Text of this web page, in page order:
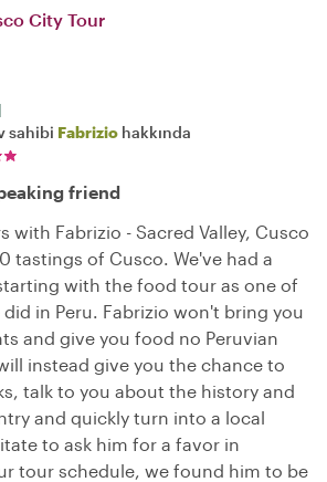
City Tour
sahibi Fabrizio hakkında
friend
with Fabrizio - Sacred Valley, Cusco
tastings of Cusco. We've had a
with the food tour as one of
in Peru. Fabrizio won't bring you
and give you food no Peruvian
instead give you the chance to
talk to you about the history and
and quickly turn into a local
to ask him for a favor in
tour schedule, we found him to be